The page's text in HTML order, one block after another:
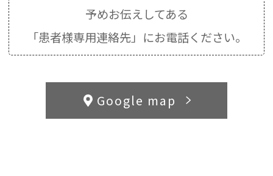
予めお伝えしてある
「患者様専用連絡先」にお電話ください。
Google map